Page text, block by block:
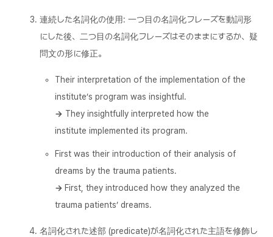
連続した名詞化の使用: 一つ目の名詞化フレーズを動詞形
にした後、二つ目の名詞化フレーズはそのままにするか、疑
問文の形に修正。
Their interpretation of the implementation of the
institute’s program was insightful.
→ They insightfully interpreted how the
institute implemented its program.
First was their introduction of their analysis of
dreams by the trauma patients.
→ First, they introduced how they analyzed the
trauma patients’ dreams.
名詞化された述部 (predicate)が名詞化された主語を修飾し